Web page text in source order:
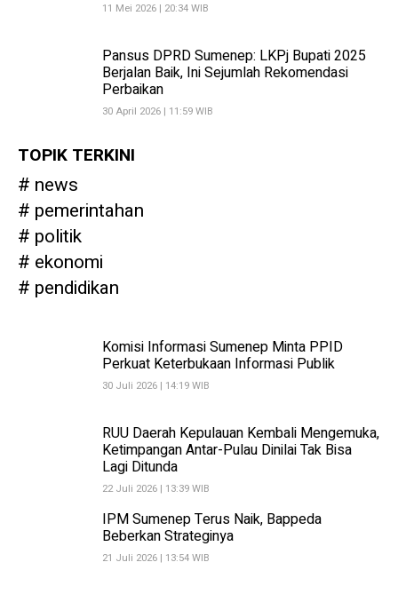
11 Mei 2026 | 20:34 WIB
Pansus DPRD Sumenep: LKPj Bupati 2025
Berjalan Baik, Ini Sejumlah Rekomendasi
Perbaikan
30 April 2026 | 11:59 WIB
TOPIK TERKINI
news
pemerintahan
politik
ekonomi
pendidikan
Komisi Informasi Sumenep Minta PPID
Perkuat Keterbukaan Informasi Publik
30 Juli 2026 | 14:19 WIB
RUU Daerah Kepulauan Kembali Mengemuka,
Ketimpangan Antar-Pulau Dinilai Tak Bisa
Lagi Ditunda
22 Juli 2026 | 13:39 WIB
IPM Sumenep Terus Naik, Bappeda
Beberkan Strateginya
21 Juli 2026 | 13:54 WIB